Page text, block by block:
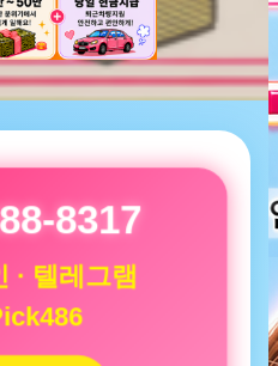
8317
· 텔레그램